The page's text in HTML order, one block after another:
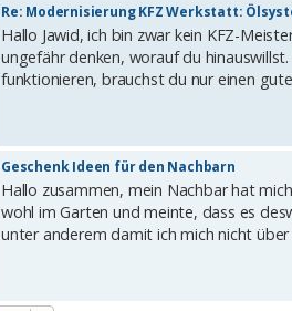
Re: Modernisierung KFZ Werkstatt:
Hallo Jawid, ich bin zwar kein KFZ-
ungefähr denken, worauf du
funktionieren, brauchst du nur einen
Geschenk Ideen für den Nachbarn
Hallo zusammen, mein Nachbar hat
wohl im Garten und meinte, dass es
unter anderem damit ich mich nicht